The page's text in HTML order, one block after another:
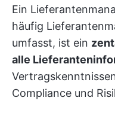
Ein
häufig
umfasst, ist ein
alle
Compliance und